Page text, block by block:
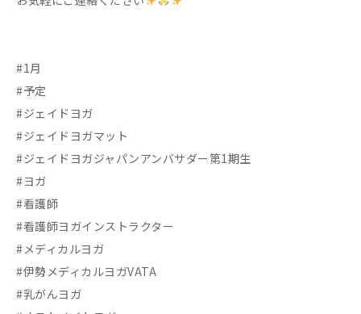
#1月
#予定
#ジェイドヨガ
#ジェイドヨガマット
#ジェイドヨガジャパンアンバサダー第1期生
#ヨガ
#看護師
#看護師ヨガインストラクター
#メディカルヨガ
#伊勢メディカルヨガVATA
#乳がんヨガ